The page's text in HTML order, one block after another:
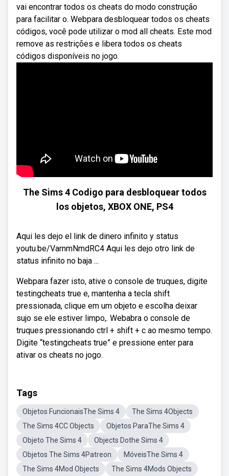
vai encontrar todos os cheats do modo construção
para facilitar o. Webpara desbloquear todos os cheats
códigos, você pode utilizar o mod all cheats. Este mod
remove as restrições e libera todos os cheats
códigos disponíveis no jogo.
The Sims 4 Codigo para desbloquear todos
los objetos, XBOX ONE, PS4
Aqui les dejo el link de dinero infinito y status
youtu.be/VarnmNmdRC4 Aqui les dejo otro link de
status infinito no baja ...
Webpara fazer isto, ative o console de truques, digite
testingcheats true e, mantenha a tecla shift
pressionada, clique em um objeto e escolha deixar
sujo se ele estiver limpo,. Webabra o console de
truques pressionando ctrl + shift + c ao mesmo tempo.
Digite “testingcheats true” e pressione enter para
ativar os cheats no jogo.
Tags
Objetos FuncionaisThe Sims 4
The Sims 4Objects
The Sims 4CC Objects
Objetos ParaThe Sims 4
Objeto The Sims 4
Objects Dothe Sims 4
Objetos The Sims 4Patreon
MóveisThe Sims 4
The Sims 4Mod Objects
The Sims 4Mods Objects